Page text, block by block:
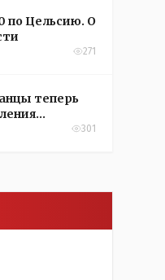
по Цельсию. О
271
теперь
301